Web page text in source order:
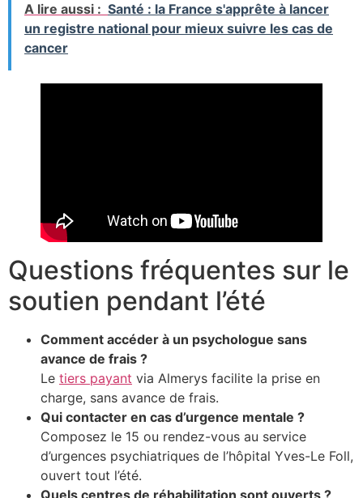
A lire aussi : Santé : la France s'apprête à lancer
un registre national pour mieux suivre les cas de
cancer
Questions fréquentes sur le
soutien pendant l’été
Comment accéder à un psychologue sans
avance de frais ?
Le tiers payant via Almerys facilite la prise en
charge, sans avance de frais.
Qui contacter en cas d’urgence mentale ?
Composez le 15 ou rendez-vous au service
d’urgences psychiatriques de l’hôpital Yves-Le Foll,
ouvert tout l’été.